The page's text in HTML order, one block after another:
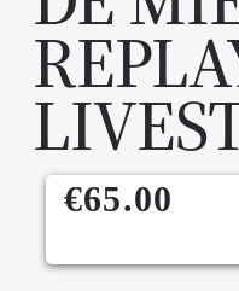
€65.00